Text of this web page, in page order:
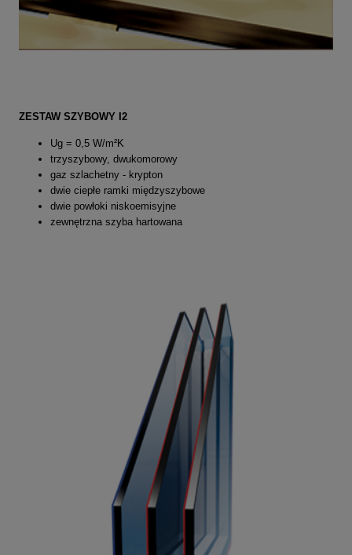
ZESTAW SZYBOWY I2
Ug = 0,5 W/m²K
trzyszybowy, dwukomorowy
gaz szlachetny - krypton
dwie ciepłe ramki międzyszybowe
dwie powłoki niskoemisyjne
zewnętrzna szyba hartowana